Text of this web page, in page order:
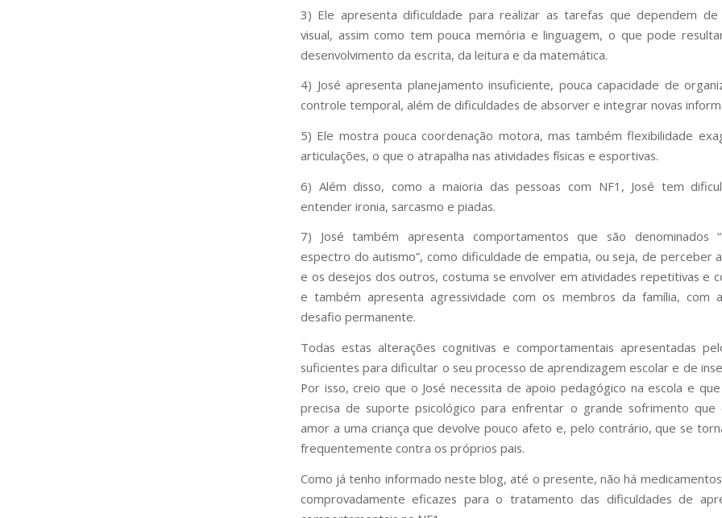
3) Ele apresenta dificuldade para realizar as tarefas que dependem de
visual, assim como tem pouca memória e linguagem, o que pode
desenvolvimento da escrita, da leitura e da matemática.
4) José apresenta planejamento insuficiente, pouca capacidade de
controle temporal, além de dificuldades de absorver e integrar novas
5) Ele mostra pouca coordenação motora, mas também flexibilidade
articulações, o que o atrapalha nas atividades físicas e esportivas.
6) Além disso, como a maioria das pessoas com NF1, José tem
entender ironia, sarcasmo e piadas.
7) José também apresenta comportamentos que são denominados
espectro do autismo”, como dificuldade de empatia, ou seja, de perceber
e os desejos dos outros, costuma se envolver em atividades repetitivas e
e também apresenta agressividade com os membros da família, com
desafio permanente.
Todas estas alterações cognitivas e comportamentais apresentadas
suficientes para dificultar o seu processo de aprendizagem escolar e de
Por isso, creio que o José necessita de apoio pedagógico na escola e que
precisa de suporte psicológico para enfrentar o grande sofrimento
amor a uma criança que devolve pouco afeto e, pelo contrário, que se
frequentemente contra os próprios pais.
Como já tenho informado neste blog, até o presente, não há
comprovadamente eficazes para o tratamento das dificuldades de